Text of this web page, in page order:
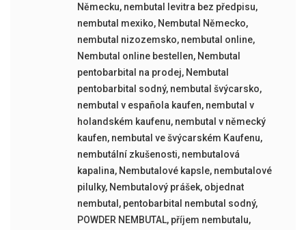
Německu, nembutal levitra bez předpisu,
nembutal mexiko, Nembutal Německo,
nembutal nizozemsko, nembutal online,
Nembutal online bestellen, Nembutal
pentobarbital na prodej, Nembutal
pentobarbital sodný, nembutal švýcarsko,
nembutal v española kaufen, nembutal v
holandském kaufenu, nembutal v německý
kaufen, nembutal ve švýcarském Kaufenu,
nembutální zkušenosti, nembutalová
kapalina, Nembutalové kapsle, nembutalové
pilulky, Nembutalový prášek, objednat
nembutal , pentobarbital nembutal sodný,
POWDER NEMBUTAL, příjem nembutalu,